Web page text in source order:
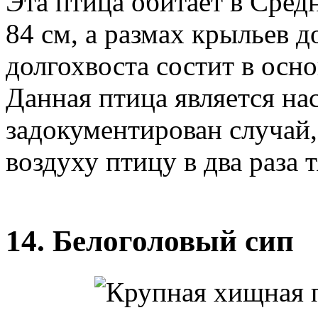
84 см, а размах крыльев
долгохвоста состит в
Данная птица является
задокументирован
воздуху птицу в два раза
14. Белоголовый сип